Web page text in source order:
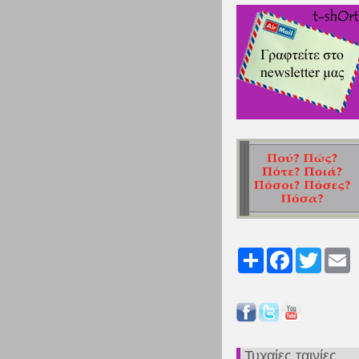
Share FacebookTwitter
Τυχαίες ταινίες